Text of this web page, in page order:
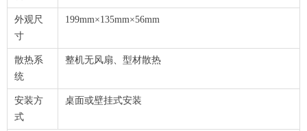
外观尺
寸
199mm×135mm×56mm
散热系
统
整机无风扇、型材散热
安装方
式
桌面或壁挂式安装